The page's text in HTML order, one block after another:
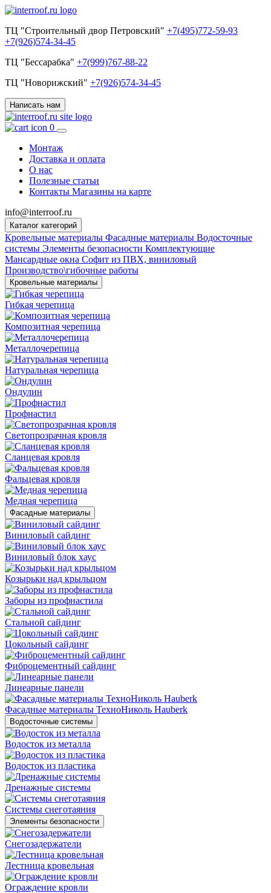
ТЦ "Строительный двор Петровский" +7(495)772-59-93
+7(926)574-34-45
ТЦ "Бессарабка" +7(999)767-88-22
ТЦ "Новорижский" +7(926)574-34-45
Написать нам
0
Монтаж
Доставка и оплата
О нас
Полезные статьи
Контакты Магазины на карте
info@interroof.ru
Каталог категорий
Кровельные материалы Фасадные материалы Водосточные
системы Элементы безопасности Комплектующие
Мансардные окна Софит из ПВХ, виниловый
Производство\гибочные работы
Кровельные материалы
Гибкая черепица
Композитная черепица
Металлочерепица
Натуральная черепица
Ондулин
Профнастил
Светопрозрачная кровля
Сланцевая кровля
Фальцевая кровля
Медная черепица
Фасадные материалы
Виниловый сайдинг
Виниловый блок хаус
Козырьки над крыльцом
Заборы из профнастила
Стальной сайдинг
Цокольный сайдинг
Фиброцементный сайдинг
Линеарные панели
Фасадные материалы ТехноНиколь Hauberk
Водосточные системы
Водосток из металла
Водосток из пластика
Дренажные системы
Системы снеготаяния
Элементы безопасности
Снегозадержатели
Лестница кровельная
Ограждение кровли